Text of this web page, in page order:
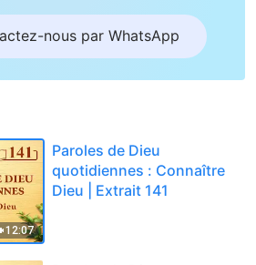
nous par WhatsApp
12:07
Paroles de Dieu
quotidiennes : Connaître
Dieu | Extrait 141